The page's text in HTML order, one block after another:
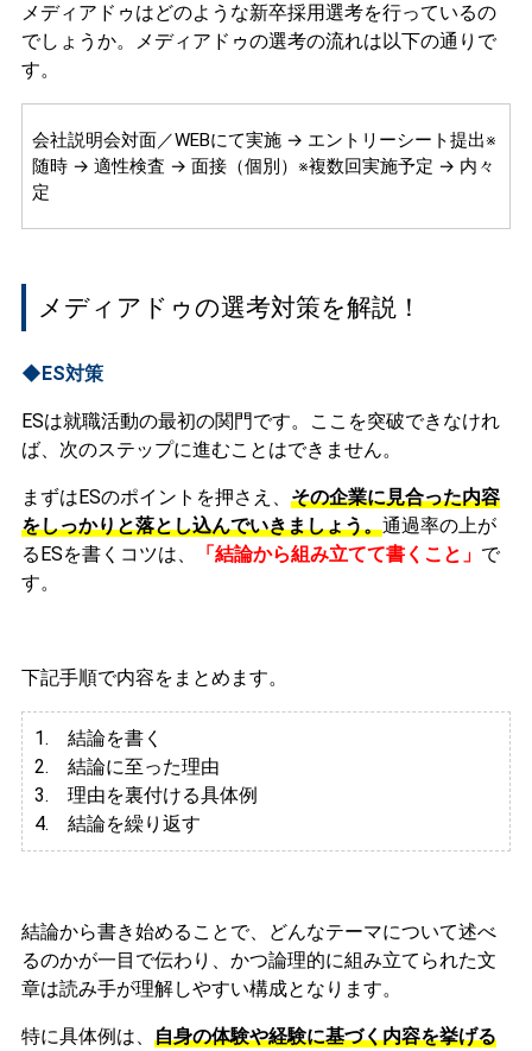
メディアドゥはどのような新卒採用選考を行っているの
でしょうか。メディアドゥの選考の流れは以下の通りで
す。
会社説明会対面／WEBにて実施 → エントリーシート提出※
随時 → 適性検査 → 面接（個別）※複数回実施予定 → 内々
定
メディアドゥの選考対策を解説！
◆ES対策
ESは就職活動の最初の関門です。ここを突破できなけれ
ば、次のステップに進むことはできません。
まずはESのポイントを押さえ、 その企業に見合った内容
をしっかりと落とし込んでいきましょう。通過率の上が
るESを書くコツは、
「結論から組み立てて書くこと」 で
す。
下記手順で内容をまとめます。
1. 結論を書く
2. 結論に至った理由
3. 理由を裏付ける具体例
4. 結論を繰り返す
結論から書き始めることで、どんなテーマについて述べ
るのかが一目で伝わり、かつ論理的に組み立てられた文
章は読み手が理解しやすい構成となります。
特に具体例は、 自身の体験や経験に基づく内容を挙げる